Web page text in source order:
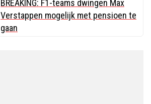
BREAKING: F1-teams dwingen Max
Verstappen mogelijk met pensioen te
gaan